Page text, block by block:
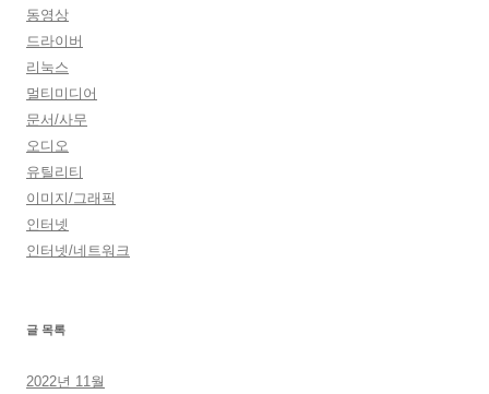
동영상
드라이버
리눅스
멀티미디어
문서/사무
오디오
유틸리티
이미지/그래픽
인터넷
인터넷/네트워크
글 목록
2022년 11월